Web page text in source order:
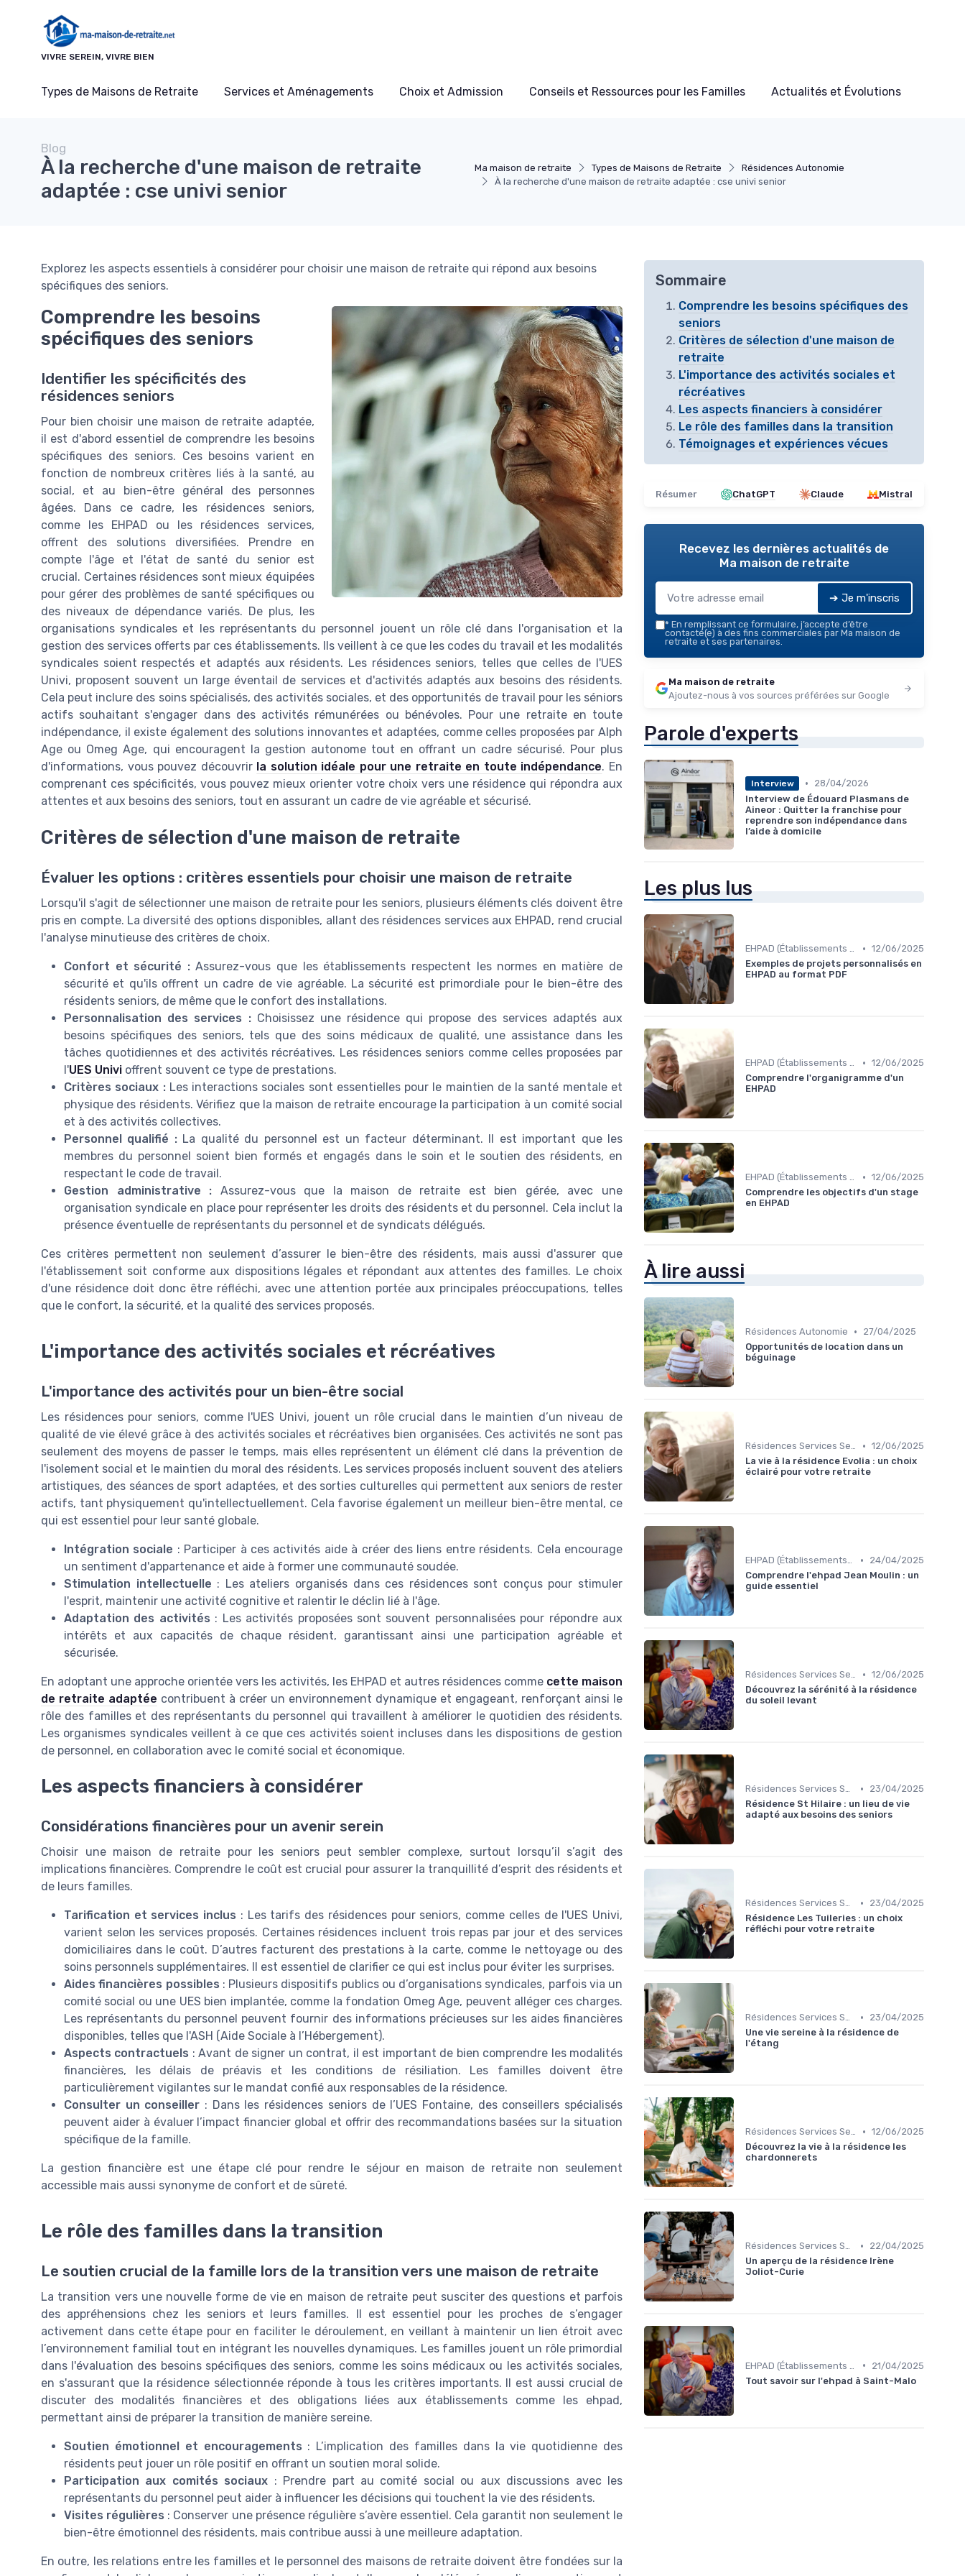
VIVRE SEREIN, VIVRE BIEN
Types de Maisons de Retraite Services et Aménagements Choix et Admission Conseils et Ressources pour les Familles Actualités et Évolutions
Ma maison de retraite Types de Maisons de Retraite
Résidences Autonomie
À la recherche d'une maison de retraite adaptée : cse univi senior
Blog
À la recherche d'une maison de retraite
adaptée : cse univi senior
Explorez les aspects essentiels à considérer pour choisir une maison de retraite qui répond aux besoins
spécifiques des seniors.
Comprendre les besoins
spécifiques des seniors
Identifier les spécificités des
résidences seniors
Pour bien choisir une maison de retraite adaptée,
il est d'abord essentiel de comprendre les besoins
spécifiques des seniors. Ces besoins varient en
fonction de nombreux critères liés à la santé, au
social, et au bien-être général des personnes
âgées. Dans ce cadre, les résidences seniors,
comme les EHPAD ou les résidences services,
offrent des solutions diversifiées. Prendre en
compte l'âge et l'état de santé du senior est
crucial. Certaines résidences sont mieux équipées
pour gérer des problèmes de santé spécifiques ou
des niveaux de dépendance variés. De plus, les
organisations syndicales et les représentants du personnel jouent un rôle clé dans l'organisation et la
gestion des services offerts par ces établissements. Ils veillent à ce que les codes du travail et les modalités
syndicales soient respectés et adaptés aux résidents. Les résidences seniors, telles que celles de l'UES
Univi, proposent souvent un large éventail de services et d'activités adaptés aux besoins des résidents.
Cela peut inclure des soins spécialisés, des activités sociales, et des opportunités de travail pour les séniors
actifs souhaitant s'engager dans des activités rémunérées ou bénévoles. Pour une retraite en toute
indépendance, il existe également des solutions innovantes et adaptées, comme celles proposées par Alph
Age ou Omeg Age, qui encouragent la gestion autonome tout en offrant un cadre sécurisé. Pour plus
d'informations, vous pouvez découvrir la solution idéale pour une retraite en toute indépendance. En
comprenant ces spécificités, vous pouvez mieux orienter votre choix vers une résidence qui répondra aux
attentes et aux besoins des seniors, tout en assurant un cadre de vie agréable et sécurisé.
Critères de sélection d'une maison de retraite
Évaluer les options : critères essentiels pour choisir une maison de retraite
Lorsqu'il s'agit de sélectionner une maison de retraite pour les seniors, plusieurs éléments clés doivent être
pris en compte. La diversité des options disponibles, allant des résidences services aux EHPAD, rend crucial
l'analyse minutieuse des critères de choix.
Confort et sécurité :Assurez-vous que les établissements respectent les normes en matière de
sécurité et qu'ils offrent un cadre de vie agréable. La sécurité est primordiale pour le bien-être des
résidents seniors, de même que le confort des installations.
Personnalisation des services :Choisissez une résidence qui propose des services adaptés aux
besoins spécifiques des seniors, tels que des soins médicaux de qualité, une assistance dans les
tâches quotidiennes et des activités récréatives. Les résidences seniors comme celles proposées par
l'UES Univi offrent souvent ce type de prestations.
Critères sociaux :Les interactions sociales sont essentielles pour le maintien de la santé mentale et
physique des résidents. Vérifiez que la maison de retraite encourage la participation à un comité social
et à des activités collectives.
Personnel qualifié :La qualité du personnel est un facteur déterminant. Il est important que les
membres du personnel soient bien formés et engagés dans le soin et le soutien des résidents, en
respectant le code de travail.
Gestion administrative : Assurez-vous que la maison de retraite est bien gérée, avec une
organisation syndicale en place pour représenter les droits des résidents et du personnel. Cela inclut la
présence éventuelle de représentants du personnel et de syndicats délégués.
Ces critères permettent non seulement d’assurer le bien-être des résidents, mais aussi d'assurer que
l'établissement soit conforme aux dispositions légales et répondant aux attentes des familles. Le choix
d'une résidence doit donc être réfléchi, avec une attention portée aux principales préoccupations, telles
que le confort, la sécurité, et la qualité des services proposés.
L'importance des activités sociales et récréatives
L'importance des activités pour un bien-être social
Les résidences pour seniors, comme l'UES Univi, jouent un rôle crucial dans le maintien d’un niveau de
qualité de vie élevé grâce à des activités sociales et récréatives bien organisées. Ces activités ne sont pas
seulement des moyens de passer le temps, mais elles représentent un élément clé dans la prévention de
l'isolement social et le maintien du moral des résidents. Les services proposés incluent souvent des ateliers
artistiques, des séances de sport adaptées, et des sorties culturelles qui permettent aux seniors de rester
actifs, tant physiquement qu'intellectuellement. Cela favorise également un meilleur bien-être mental, ce
qui est essentiel pour leur santé globale.
Intégration sociale : Participer à ces activités aide à créer des liens entre résidents. Cela encourage
un sentiment d'appartenance et aide à former une communauté soudée.
Stimulation intellectuelle : Les ateliers organisés dans ces résidences sont conçus pour stimuler
l'esprit, maintenir une activité cognitive et ralentir le déclin lié à l'âge.
Adaptation des activités : Les activités proposées sont souvent personnalisées pour répondre aux
intérêts et aux capacités de chaque résident, garantissant ainsi une participation agréable et
sécurisée.
En adoptant une approche orientée vers les activités, les EHPAD et autres résidences comme cette maison
de retraite adaptée contribuent à créer un environnement dynamique et engageant, renforçant ainsi le
rôle des familles et des représentants du personnel qui travaillent à améliorer le quotidien des résidents.
Les organismes syndicales veillent à ce que ces activités soient incluses dans les dispositions de gestion
de personnel, en collaboration avec le comité social et économique.
Les aspects financiers à considérer
Considérations financières pour un avenir serein
Choisir une maison de retraite pour les seniors peut sembler complexe, surtout lorsqu’il s’agit des
implications financières. Comprendre le coût est crucial pour assurer la tranquillité d’esprit des résidents et
de leurs familles.
Tarification et services inclus : Les tarifs des résidences pour seniors, comme celles de l'UES Univi,
varient selon les services proposés. Certaines résidences incluent trois repas par jour et des services
domiciliaires dans le coût. D’autres facturent des prestations à la carte, comme le nettoyage ou des
soins personnels supplémentaires. Il est essentiel de clarifier ce qui est inclus pour éviter les surprises.
Aides financières possibles : Plusieurs dispositifs publics ou d’organisations syndicales, parfois via un
comité social ou une UES bien implantée, comme la fondation Omeg Age, peuvent alléger ces charges.
Les représentants du personnel peuvent fournir des informations précieuses sur les aides financières
disponibles, telles que l'ASH (Aide Sociale à l’Hébergement).
Aspects contractuels : Avant de signer un contrat, il est important de bien comprendre les modalités
financières, les délais de préavis et les conditions de résiliation. Les familles doivent être
particulièrement vigilantes sur le mandat confié aux responsables de la résidence.
Consulter un conseiller : Dans les résidences seniors de l’UES Fontaine, des conseillers spécialisés
peuvent aider à évaluer l’impact financier global et offrir des recommandations basées sur la situation
spécifique de la famille.
La gestion financière est une étape clé pour rendre le séjour en maison de retraite non seulement
accessible mais aussi synonyme de confort et de sûreté.
Le rôle des familles dans la transition
Le soutien crucial de la famille lors de la transition vers une maison de retraite
La transition vers une nouvelle forme de vie en maison de retraite peut susciter des questions et parfois
des appréhensions chez les seniors et leurs familles. Il est essentiel pour les proches de s’engager
activement dans cette étape pour en faciliter le déroulement, en veillant à maintenir un lien étroit avec
l’environnement familial tout en intégrant les nouvelles dynamiques. Les familles jouent un rôle primordial
dans l'évaluation des besoins spécifiques des seniors, comme les soins médicaux ou les activités sociales,
en s'assurant que la résidence sélectionnée réponde à tous les critères importants. Il est aussi crucial de
discuter des modalités financières et des obligations liées aux établissements comme les ehpad,
permettant ainsi de préparer la transition de manière sereine.
Soutien émotionnel et encouragements : L’implication des familles dans la vie quotidienne des
résidents peut jouer un rôle positif en offrant un soutien moral solide.
Participation aux comités sociaux : Prendre part au comité social ou aux discussions avec les
représentants du personnel peut aider à influencer les décisions qui touchent la vie des résidents.
Visites régulières : Conserver une présence régulière s’avère essentiel. Cela garantit non seulement le
bien-être émotionnel des résidents, mais contribue aussi à une meilleure adaptation.
En outre, les relations entre les familles et le personnel des maisons de retraite doivent être fondées sur la
Sommaire
Comprendre les besoins spécifiques des
seniors
Critères de sélection d'une maison de
retraite
L'importance des activités sociales et
récréatives
Les aspects financiers à considérer
Le rôle des familles dans la transition
Témoignages et expériences vécues
Résumer ChatGPT Claude Mistral
Recevez les dernières actualités de
Ma maison de retraite
➔ Je m'inscris
* En remplissant ce formulaire, j’accepte d’être
contacté(e) à des fins commerciales par Ma maison de
retraite et ses partenaires.
Ma maison de retraite
Ajoutez-nous à vos sources préférées sur Google
Parole d'experts
Interview •
28/04/2026
Interview de Édouard Plasmans de
Aineor : Quitter la franchise pour
reprendre son indépendance dans
l’aide à domicile
Les plus lus
EHPAD (Établissements d'Hébergement pour Personnes Âgées Dépendantes) • 12/06/2025
Exemples de projets personnalisés en
EHPAD au format PDF
EHPAD (Établissements d'Hébergement pour Personnes Âgées Dépendantes) • 12/06/2025
Comprendre l'organigramme d'un
EHPAD
EHPAD (Établissements d'Hébergement pour Personnes Âgées Dépendantes) • 12/06/2025
Comprendre les objectifs d'un stage
en EHPAD
À lire aussi
Résidences Autonomie •
27/04/2025
Opportunités de location dans un
béguinage
Résidences Services Seniors • 12/06/2025
La vie à la résidence Evolia : un choix
éclairé pour votre retraite
EHPAD (Établissements d'Hébergement pour Personnes Âgées Dépendantes) •
24/04/2025
Comprendre l'ehpad Jean Moulin : un
guide essentiel
Résidences Services Seniors • 12/06/2025
Découvrez la sérénité à la résidence
du soleil levant
Résidences Services Seniors •
23/04/2025
Résidence St Hilaire : un lieu de vie
adapté aux besoins des seniors
Résidences Services Seniors •
23/04/2025
Résidence Les Tuileries : un choix
réfléchi pour votre retraite
Résidences Services Seniors •
23/04/2025
Une vie sereine à la résidence de
l'étang
Résidences Services Seniors • 12/06/2025
Découvrez la vie à la résidence les
chardonnerets
Résidences Services Seniors •
22/04/2025
Un aperçu de la résidence Irène
Joliot-Curie
•
21/04/2025
Tout savoir sur l'ehpad à Saint-Malo